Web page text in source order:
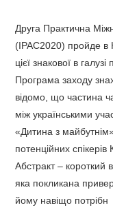
Друга Практична
(IPAC2020) пройде в
цієї знакової в
Програма заходу
відомо, що частина
між українськими
«Дитина з
потенційних спікерів
Абстракт – короткий
яка покликана
йому навіщо потрібн